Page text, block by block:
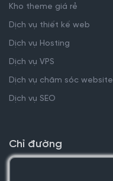
Kho theme giá rẻ
Dịch vụ thiết kế web
Dịch vụ Hosting
Dịch vụ VPS
Dịch vụ chăm sóc website
Dịch vụ SEO
Chỉ đường